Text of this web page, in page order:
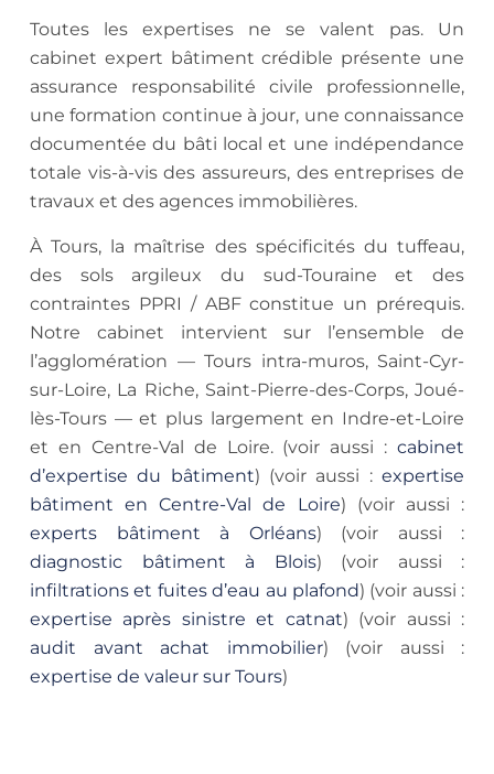
Toutes les expertises ne se valent pas. Un
cabinet expert bâtiment crédible présente une
assurance responsabilité civile professionnelle,
une formation continue à jour, une connaissance
documentée du bâti local et une indépendance
totale vis-à-vis des assureurs, des entreprises de
travaux et des agences immobilières.
À Tours, la maîtrise des spécificités du tuffeau,
des sols argileux du sud-Touraine et des
contraintes PPRI / ABF constitue un prérequis.
Notre cabinet intervient sur l’ensemble de
l’agglomération — Tours intra-muros, Saint-Cyr-
sur-Loire, La Riche, Saint-Pierre-des-Corps, Joué-
lès-Tours — et plus largement en Indre-et-Loire
et en Centre-Val de Loire. (voir aussi : cabinet
d’expertise du bâtiment) (voir aussi :expertise
bâtiment en Centre-Val de Loire) (voir aussi :
experts bâtiment à Orléans) (voir aussi :
diagnostic bâtiment à Blois) (voir aussi :
infiltrations et fuites d’eau au plafond) (voir aussi :
expertise après sinistre et catnat) (voir aussi :
audit avant achat immobilier) (voir aussi :
expertise de valeur sur Tours)